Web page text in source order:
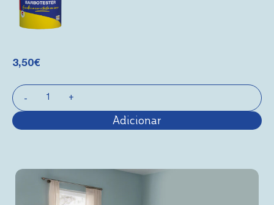
3,50€
Adicionar